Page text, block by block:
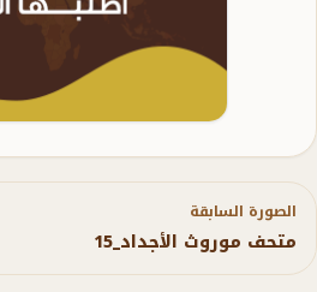
الصورة السابقة
متحف موروث الأجداد_15